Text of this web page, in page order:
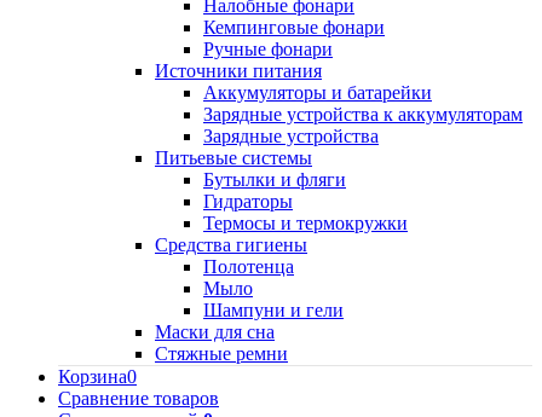
Налобные фонари
Кемпинговые фонари
Ручные фонари
Источники питания
Аккумуляторы и батарейки
Зарядные устройства к аккумуляторам
Зарядные устройства
Питьевые системы
Бутылки и фляги
Гидраторы
Термосы и термокружки
Средства гигиены
Полотенца
Мыло
Шампуни и гели
Маски для сна
Стяжные ремни
Корзина0
Сравнение товаров